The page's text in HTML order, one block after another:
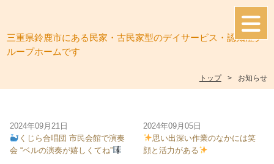
三重県鈴鹿市にある民家・古民家型のデイサービス・認知症グ
ループホームです
トップ お知らせ
2024年09月21日
くじら合唱団 市民会館で演奏
会 “ベルの演奏が嬉しくてね”
2024年09月05日
思い出深い作業のなかには笑
顔と活力がある